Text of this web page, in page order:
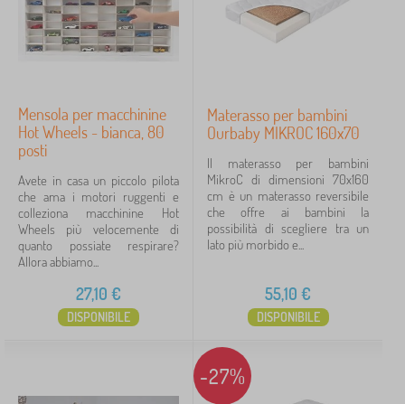
Mensola per macchinine
Hot Wheels - bianca, 80
posti
Avete in casa un piccolo pilota
che ama i motori ruggenti e
colleziona macchinine Hot
Wheels più velocemente di
quanto possiate respirare?
Allora abbiamo...
27,10 €
DISPONIBILE
Materasso per bambini
Ourbaby MIKROC 160x70
Il materasso per bambini
MikroC di dimensioni 70x160
cm è un materasso reversibile
che offre ai bambini la
possibilità di scegliere tra un
lato più morbido e...
55,10 €
DISPONIBILE
-27%